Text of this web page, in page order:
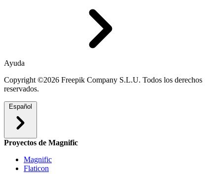
Ayuda
Copyright ©2026 Freepik Company S.L.U. Todos los derechos
reservados.
Español
Proyectos de Magnific
Magnific
Flaticon